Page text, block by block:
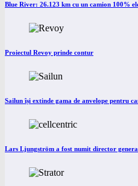
Blue River: 26.123 km cu un camion 100%
Proiectul Revoy prinde contur
Sailun își extinde gama de anvelope pentru
Lars Ljungström a fost numit director